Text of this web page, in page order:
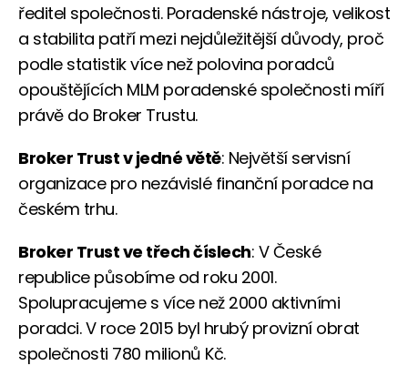
ředitel společnosti. Poradenské nástroje, velikost
a stabilita patří mezi nejdůležitější důvody, proč
podle statistik více než polovina poradců
opouštějících MLM poradenské společnosti míří
právě do Broker Trustu.
Broker Trust v jedné větě: Největší servisní
organizace pro nezávislé finanční poradce na
českém trhu.
Broker Trust ve třech číslech: V České
republice působíme od roku 2001.
Spolupracujeme s více než 2000 aktivními
poradci. V roce 2015 byl hrubý provizní obrat
společnosti 780 milionů Kč.